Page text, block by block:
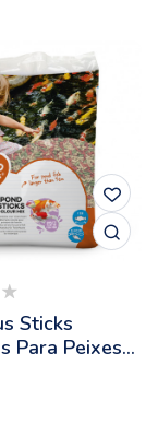
Sticks
Para Peixes